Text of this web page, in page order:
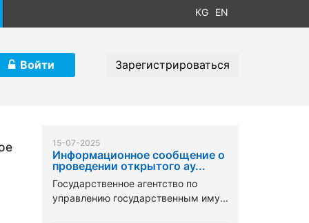
KG EN
Войти Зарегистрироваться
15-07-2025
Информационное сообщение о
проведении открытого ау...
Государственное агентство по
управлению государственным иму...